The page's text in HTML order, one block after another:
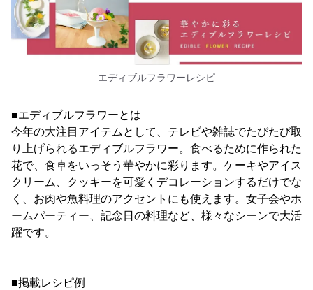
エディブルフラワーレシピ
■エディブルフラワーとは
今年の大注目アイテムとして、テレビや雑誌でたびたび取
り上げられるエディブルフラワー。食べるために作られた
花で、食卓をいっそう華やかに彩ります。ケーキやアイス
クリーム、クッキーを可愛くデコレーションするだけでな
く、お肉や魚料理のアクセントにも使えます。女子会やホ
ームパーティー、記念日の料理など、様々なシーンで大活
躍です。
■掲載レシピ例